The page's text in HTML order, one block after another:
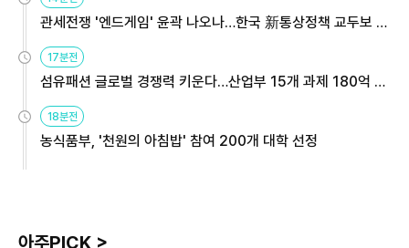
관세전쟁 '엔드게임' 윤곽 나오나…한국 新통상정책 교두보 활
용해야
17분전
섬유패션 글로벌 경쟁력 키운다…산업부 15개 과제 180억 지
원
18분전
농식품부, '천원의 아침밥' 참여 200개 대학 선정
아주PICK >